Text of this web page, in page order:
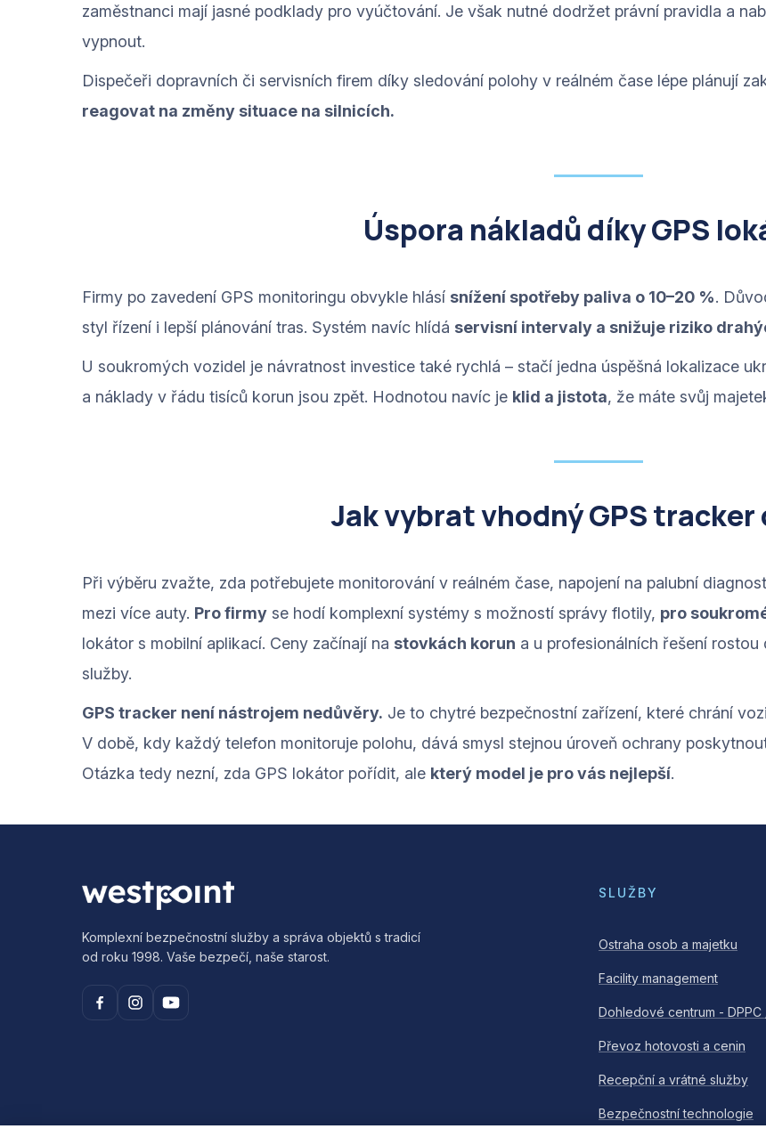
zaměstnanci mají jasné podklady pro vyúčtování. Je však nutné dodržet právní pravidla a
vypnout.
Dispečeři dopravních či servisních firem díky sledování polohy v reálném čase lépe plánují
reagovat na změny situace na silnicích.
Úspora nákladů díky GPS
Firmy po zavedení GPS monitoringu obvykle hlásí snížení spotřeby paliva o 10–20 %.
styl řízení i lepší plánování tras. Systém navíc hlídá servisní intervaly a snižuje riziko
U soukromých vozidel je návratnost investice také rychlá – stačí jedna úspěšná lokalizace
a náklady v řádu tisíců korun jsou zpět. Hodnotou navíc je klid a jistota, že máte svůj
Jak vybrat vhodný GPS tracker
Při výběru zvažte, zda potřebujete monitorování v reálném čase, napojení na palubní
mezi více auty. Pro firmy se hodí komplexní systémy s možností správy flotily, pro
lokátor s mobilní aplikací. Ceny začínají na stovkách korun a u profesionálních řešení rostou
služby.
GPS tracker není nástrojem nedůvěry. Je to chytré bezpečnostní zařízení, které chrání
V době, kdy každý telefon monitoruje polohu, dává smysl stejnou úroveň ochrany
Otázka tedy nezní, zda GPS lokátor pořídit, ale který model je pro vás nejlepší.
Komplexní bezpečnostní služby a správa objektů s tradicí
od roku 1998. Vaše bezpečí, naše starost.
SLUŽBY
Ostraha osob a majetku
Facility management
Dohledové centrum - DPPC
Převoz hotovosti a cenin
Recepční a vrátné služby
Bezpečnostní technologie